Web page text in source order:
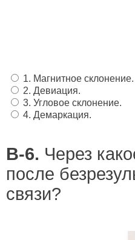
1. Магнитное склонение.
2. Девиация.
3. Угловое склонение.
4. Демаркация.
В-6. Через
после
связи?